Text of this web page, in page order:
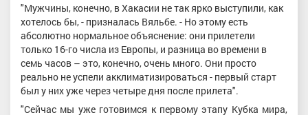
"Мужчины, конечно, в Хакасии не так ярко выступили, как
хотелось бы, - призналась Вяльбе. - Но этому есть
абсолютно нормальное объяснение: они прилетели
только 16-го числа из Европы, и разница во времени в
семь часов – это, конечно, очень много. Они просто
реально не успели акклиматизироваться - первый старт
был у них уже через четыре дня после прилета".
"Сейчас мы уже готовимся к первому этапу Кубка мира,